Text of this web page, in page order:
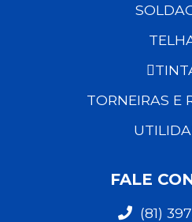
TORNEIRAS E
FALE
(81)